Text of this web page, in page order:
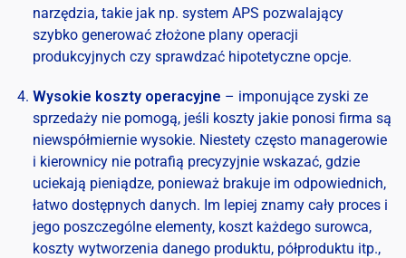
narzędzia, takie jak np. system APS pozwalający
szybko generować złożone plany operacji
produkcyjnych czy sprawdzać hipotetyczne opcje.
Wysokie koszty operacyjne – imponujące zyski ze
sprzedaży nie pomogą, jeśli koszty jakie ponosi firma są
niewspółmiernie wysokie. Niestety często managerowie
i kierownicy nie potrafią precyzyjnie wskazać, gdzie
uciekają pieniądze, ponieważ brakuje im odpowiednich,
łatwo dostępnych danych. Im lepiej znamy cały proces i
jego poszczególne elementy, koszt każdego surowca,
koszty wytworzenia danego produktu, półproduktu itp.,